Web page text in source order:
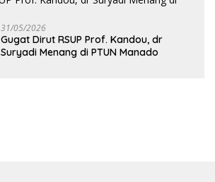
31/05/2026
Gugat Dirut RSUP Prof. Kandou, dr
Suryadi Menang di PTUN Manado